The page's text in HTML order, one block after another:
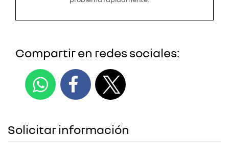
Compartir en redes sociales:
Solicitar información